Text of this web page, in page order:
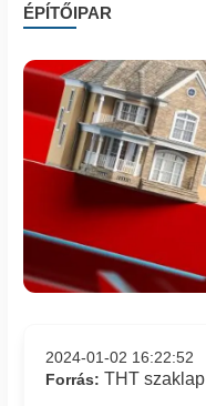
ÉPÍTŐIPAR
2024-01-02 16:22:52
Forrás:THT szaklap